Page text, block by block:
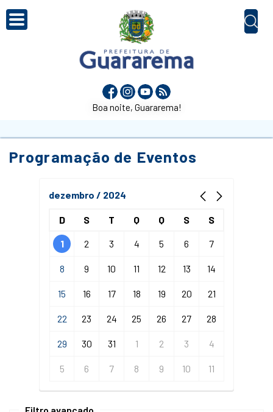
Boa noite, Guararema!
Programação de Eventos
dezembro / 2024
D S T Q Q S S
1 2 3 4 5 6 7
8 9 10 11 12 13 14
15 16 17 18 19 20 21
22 23 24 25 26 27 28
29 30 31 1 2 3 4
5 6 7 8 9 10 11